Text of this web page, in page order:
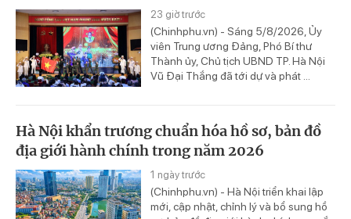
23 giờ trước
(Chinhphu.vn) - Sáng 5/8/2026, Ủy
viên Trung ương Đảng, Phó Bí thư
Thành ủy, Chủ tịch UBND TP. Hà Nội
Vũ Đại Thắng đã tới dự và phát ...
Hà Nội khẩn trương chuẩn hóa hồ sơ, bản đồ
địa giới hành chính trong năm 2026
1 ngày trước
(Chinhphu.vn) - Hà Nội triển khai lập
mới, cập nhật, chỉnh lý và bổ sung hồ